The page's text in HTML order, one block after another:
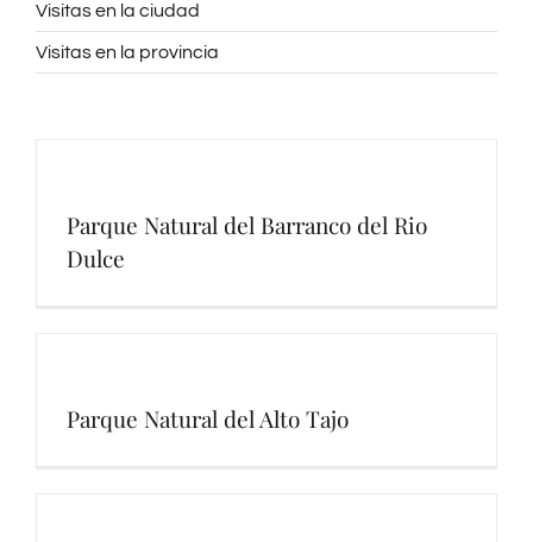
Visitas en la ciudad
Visitas en la provincia
Parque Natural del Barranco del Rio
Dulce
Parque Natural del Alto Tajo